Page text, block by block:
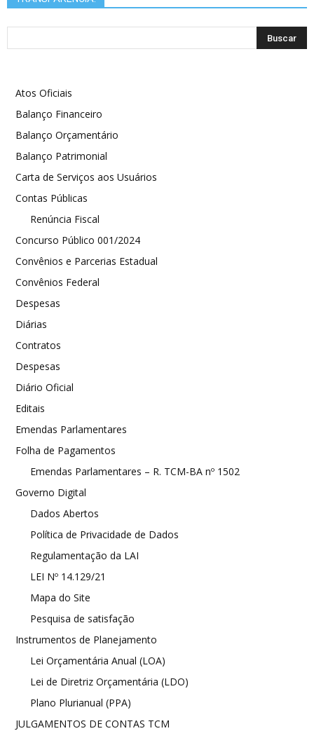
Atos Oficiais
Balanço Financeiro
Balanço Orçamentário
Balanço Patrimonial
Carta de Serviços aos Usuários
Contas Públicas
Renúncia Fiscal
Concurso Público 001/2024
Convênios e Parcerias Estadual
Convênios Federal
Despesas
Diárias
Contratos
Despesas
Diário Oficial
Editais
Emendas Parlamentares
Folha de Pagamentos
Emendas Parlamentares – R. TCM-BA nº 1502
Governo Digital
Dados Abertos
Política de Privacidade de Dados
Regulamentação da LAI
LEI Nº 14.129/21
Mapa do Site
Pesquisa de satisfação
Instrumentos de Planejamento
Lei Orçamentária Anual (LOA)
Lei de Diretriz Orçamentária (LDO)
Plano Plurianual (PPA)
JULGAMENTOS DE CONTAS TCM